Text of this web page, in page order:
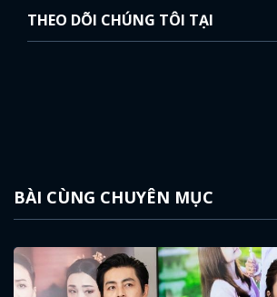
THEO DÕI CHÚNG TÔI TẠI
BÀI CÙNG CHUYÊN MỤC